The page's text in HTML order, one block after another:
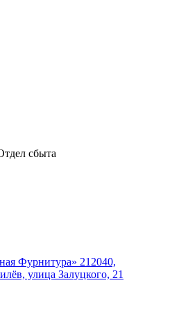
сбыта
Фурнитура» 212040,
улица Залуцкого, 21